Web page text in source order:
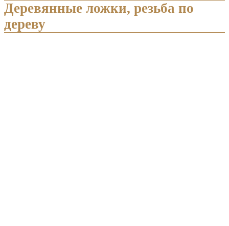
Деревянные ложки, резьба по
дереву